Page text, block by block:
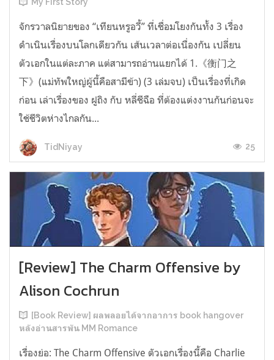
จักรวาลนิยายของ “เทียนหรูอวี้” ที่เชื่อมโยงกันทั้ง 3 เรื่อง
ดำเนินเรื่องบนโลกเดียวกัน เส้นเวลาต่อเนื่องกัน เปลี่ยน
ตัวเอกในแต่ละภาค แต่สามารถอ่านแยกได้ 1.《衡门之
下》(แม่ทัพใหญ่ผู้นี้คือสามีข้า) (3 เล่มจบ) เป็นเรื่องที่เกิด
ก่อน เล่าเรื่องของ ฝูถิง กับ หลี่ชีฉือ ที่ต้องแต่งงานกันก่อนจะ
ใช้ชีวิตห่างไกลกัน...
TidNiyay 25
[Review] The Charm Offensive by
Alison Cochrun
[Book Review] ผลพลอยได้จากอาการ book hangover
หลังอ่านสารพัน MM Romance
เรื่องย่อ: The Charm Offensive ตัวเอกเรื่องนี้คือ Charlie